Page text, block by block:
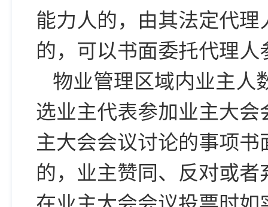
能力人的，由其法定代
的，可以书面委托代理
物业管理区域内业主人
选业主代表参加业主大
主大会会议讨论的事项
的，业主赞同、反对或